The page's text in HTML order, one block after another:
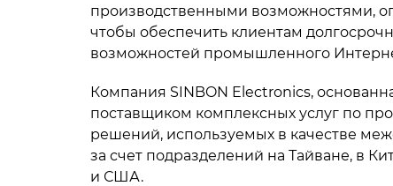
производственными возможностями,
чтобы обеспечить клиентам
возможностей промышленного
Компания SINBON Electronics,
поставщиком комплексных услуг по
решений, используемых в качестве
за счет подразделений на Тайване, в
и США.